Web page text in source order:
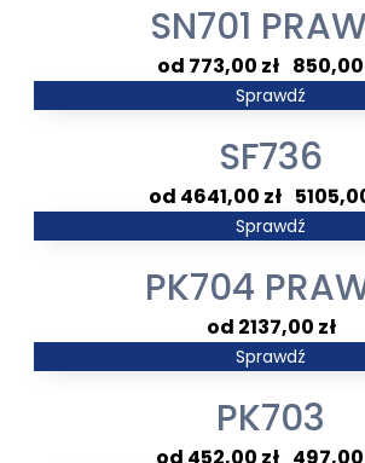
SN701
773,00 zł– 850,00
Zakres
773,00 zł
do
850,00 zł
Sprawdź
SF736
4641,00 zł–
Zakres
4641,00 zł
5105,00 zł
Sprawdź
PK704
2137,00 zł
Sprawdź
PK703
Zakres